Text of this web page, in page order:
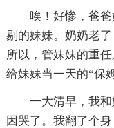
唉！好惨，爸
剔的妹妹。奶奶老
所以，管妹妹的重
给妹妹当一天的“保
一大清早，我
因哭了。我翻了个